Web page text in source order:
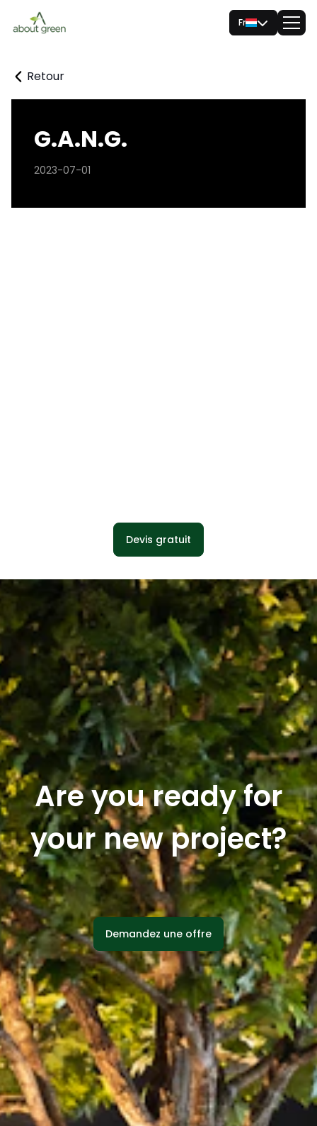
Fr
Retour
G.A.N.G.
2023-07-01
Devis gratuit
Are you ready for
your new project?
Demandez une offre